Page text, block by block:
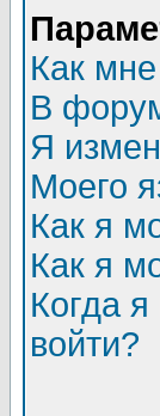
Как
В
Я
Моего
Как я
Как я
Когда
войти?